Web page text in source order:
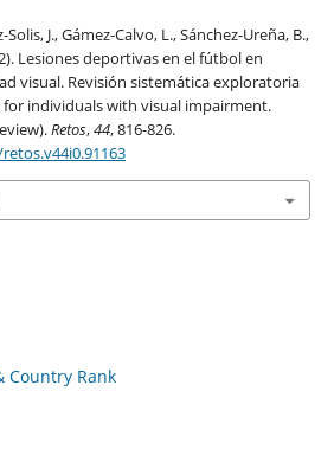
J., Gámez-Calvo, L., Sánchez-Ureña, B.,
Lesiones deportivas en el fútbol en
visual. Revisión sistemática exploratoria
individuals with visual impairment.
Retos,44, 816-826.